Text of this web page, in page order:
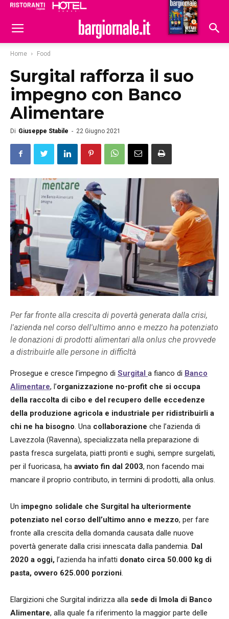
Hoteldomani
Home Food
Surgital rafforza il suo
impegno con Banco
Alimentare
Di Giuseppe Stabile - 22 Giugno 2021
Per far fronte alla crescita di povertà generata dalla crisi,
l'azienda nel corso dell'ultimo anno e mezzo ha potenziato
le donazioni di prodotti alimentari alla onlus che provvede
a distribuirle alle persone in difficltà
Prosegue e cresce l’impegno di Surgital a fianco di Banco
Alimentare, l’organizzazione no-profit che si occupa
della raccolta di cibo e del recupero delle eccedenze
della produzione agricola e industriale per ridistribuirli a
chi ne ha bisogno. Una collaborazione che l’azienda di
Lavezzola (Ravenna), specializzata nella preparazione di
pasta fresca surgelata, piatti pronti e sughi, sempre surgelati,
per il fuoricasa, ha avviato fin dal 2003, non facendo mai
mancare il proprio contributo, in termini di prodotti, alla onlus.
Un impegno solidale che Surgital ha ulteriormente
potenziato nel corso dell’ultimo anno e mezzo, per fare
fronte alla crescita della domanda causata dalle nuove
povertà generate dalla crisi innescata dalla pandemia. Dal
2020 a oggi, l’azienda ha infatti donato circa 50.000 kg di
pasta, ovvero 625.000 porzioni.
Elargizioni che Surgital indirizza alla sede di Imola di Banco
Alimentare, alla quale fa riferimento la maggior parte delle